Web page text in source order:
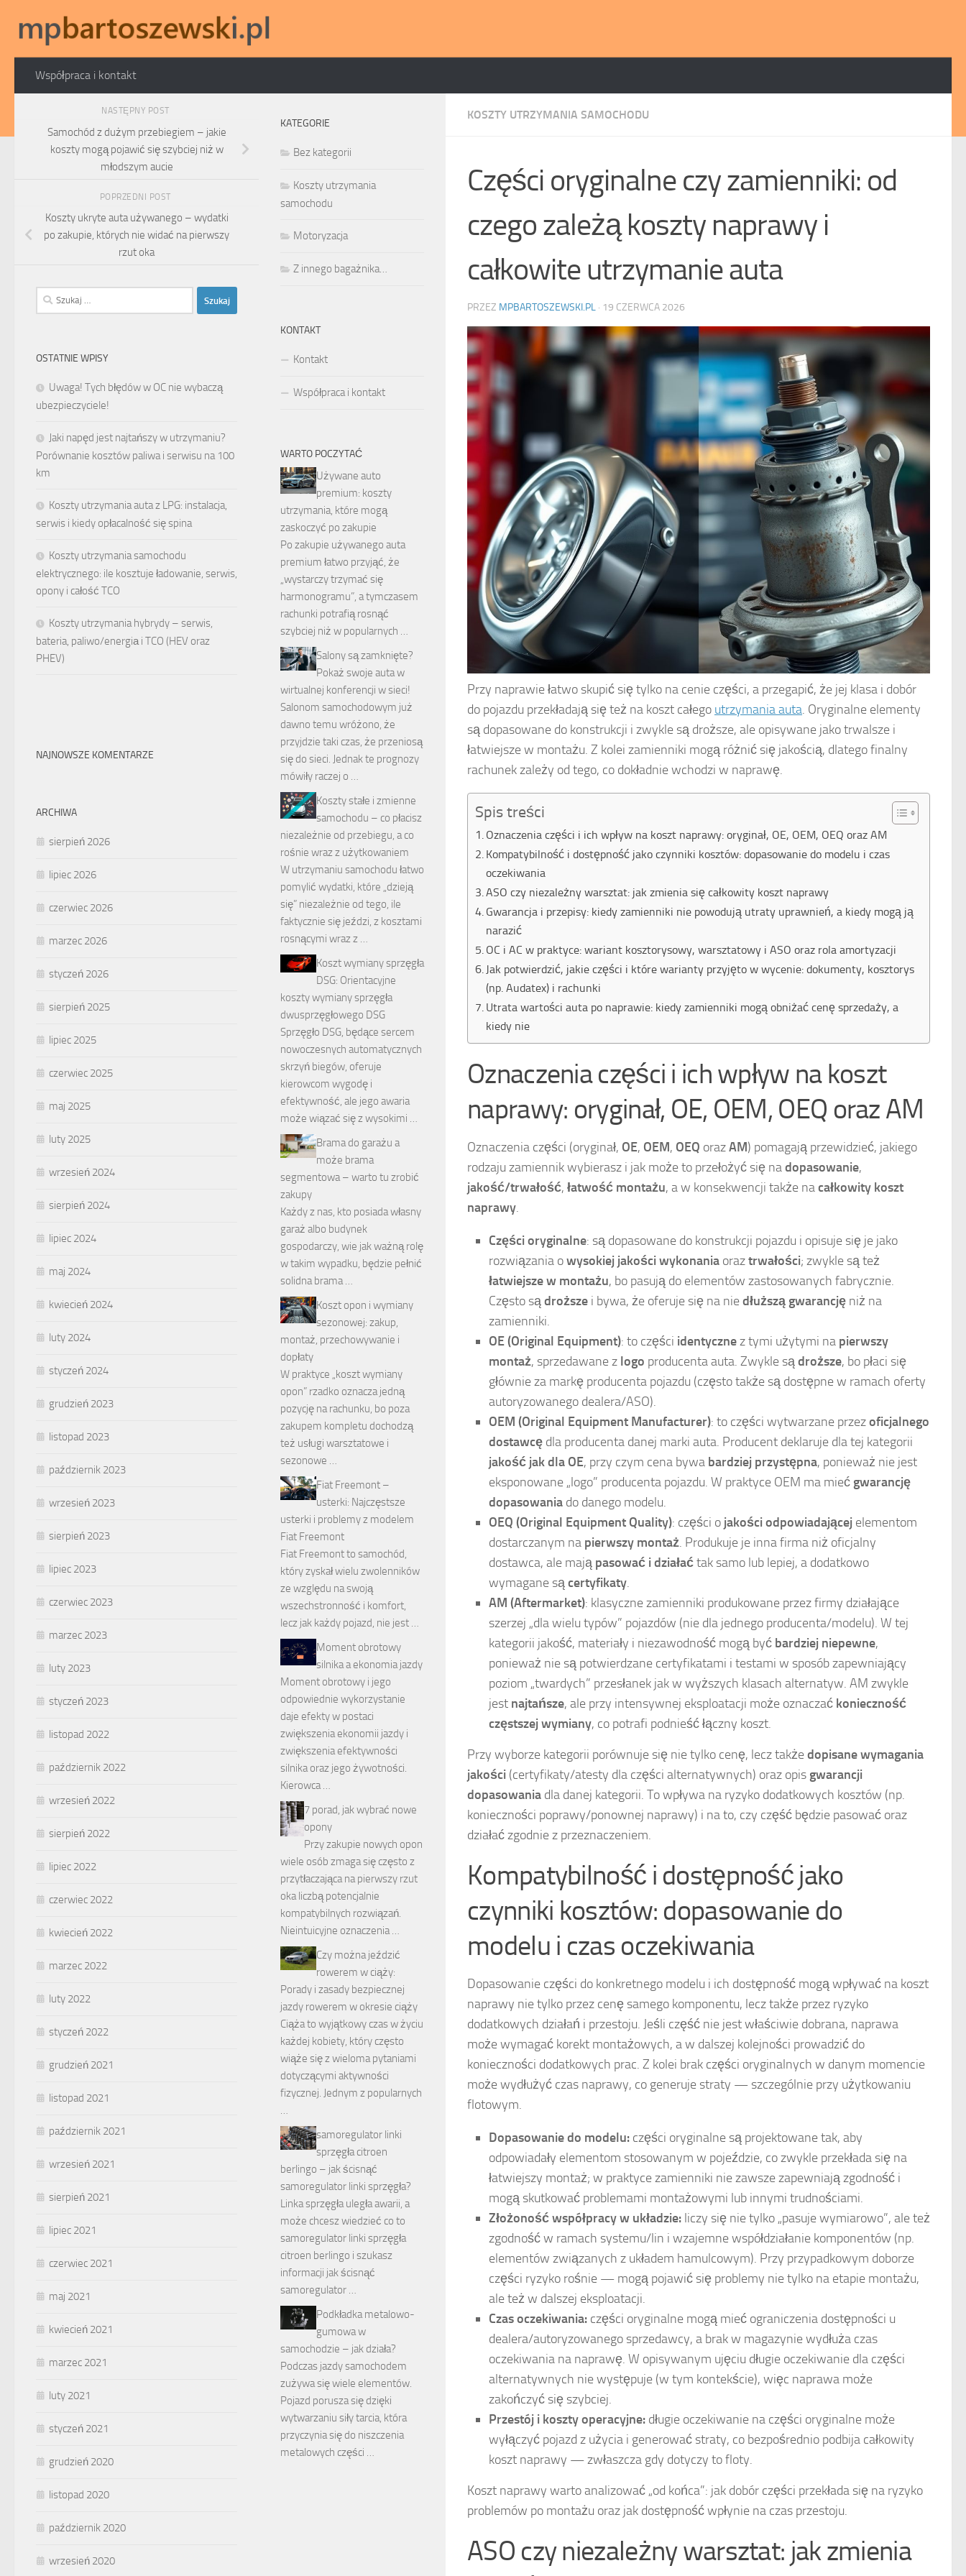
Skip to content
Współpraca i kontakt
KOSZTY UTRZYMANIA SAMOCHODU
Części oryginalne czy zamienniki: od
czego zależą koszty naprawy i
całkowite utrzymanie auta
PRZEZ MPBARTOSZEWSKI.PL · 19 CZERWCA 2026
Przy naprawie łatwo skupić się tylko na cenie części, a przegapić, że jej klasa i dobór
do pojazdu przekładają się też na koszt całego utrzymania auta. Oryginalne elementy
są dopasowane do konstrukcji i zwykle są droższe, ale opisywane jako trwalsze i
łatwiejsze w montażu. Z kolei zamienniki mogą różnić się jakością, dlatego finalny
rachunek zależy od tego, co dokładnie wchodzi w naprawę.
Spis treści
Oznaczenia części i ich wpływ na koszt naprawy: oryginał, OE, OEM, OEQ oraz AM
Kompatybilność i dostępność jako czynniki kosztów: dopasowanie do modelu i czas
oczekiwania
ASO czy niezależny warsztat: jak zmienia się całkowity koszt naprawy
Gwarancja i przepisy: kiedy zamienniki nie powodują utraty uprawnień, a kiedy mogą ją
narazić
OC i AC w praktyce: wariant kosztorysowy, warsztatowy i ASO oraz rola amortyzacji
Jak potwierdzić, jakie części i które warianty przyjęto w wycenie: dokumenty, kosztorys
(np. Audatex) i rachunki
Utrata wartości auta po naprawie: kiedy zamienniki mogą obniżać cenę sprzedaży, a
kiedy nie
Oznaczenia części i ich wpływ na koszt
naprawy: oryginał, OE, OEM, OEQ oraz AM
Oznaczenia części (oryginał, OE, OEM, OEQ orazAM) pomagają przewidzieć, jakiego
rodzaju zamiennik wybierasz i jak może to przełożyć się nadopasowanie,
jakość/trwałość, łatwość montażu, a w konsekwencji także nacałkowity koszt
naprawy.
Części oryginalne: są dopasowane do konstrukcji pojazdu i opisuje się je jako
rozwiązania owysokiej jakości wykonania oraztrwałości; zwykle są też
łatwiejsze w montażu, bo pasują do elementów zastosowanych fabrycznie.
Często sądroższe i bywa, że oferuje się na niedłuższą gwarancję niż na
zamienniki.
OE (Original Equipment): to części identycznez tymi użytymi na pierwszy
montaż, sprzedawane z logo producenta auta. Zwykle sądroższe, bo płaci się
głównie za markę producenta pojazdu (często także są dostępne w ramach oferty
autoryzowanego dealera/ASO).
OEM (Original Equipment Manufacturer): to części wytwarzane przezoficjalnego
dostawcę dla producenta danej marki auta. Producent deklaruje dla tej kategorii
jakość jak dla OE, przy czym cena bywa bardziej przystępna, ponieważ nie jest
eksponowane „logo” producenta pojazdu. W praktyce OEM ma mieć gwarancję
dopasowania do danego modelu.
OEQ (Original Equipment Quality): części o jakości odpowiadającej elementom
dostarczanym na pierwszy montaż. Produkuje je inna firma niż oficjalny
dostawca, ale mają pasować i działaćtak samo lub lepiej, a dodatkowo
wymagane sącertyfikaty.
AM (Aftermarket): klasyczne zamienniki produkowane przez firmy działające
szerzej „dla wielu typów” pojazdów (nie dla jednego producenta/modelu). W tej
kategorii jakość, materiały i niezawodność mogą być bardziej niepewne,
ponieważ nie są potwierdzane certyfikatami i testami w sposób zapewniający
poziom „twardych” przesłanek jak w wyższych klasach alternatyw. AM zwykle
jest najtańsze, ale przy intensywnej eksploatacji może oznaczać konieczność
częstszej wymiany, co potrafi podnieść łączny koszt.
Przy wyborze kategorii porównuje się nie tylko cenę, lecz takżedopisane wymagania
jakości (certyfikaty/atesty dla części alternatywnych) oraz opis gwarancji
dopasowania dla danej kategorii. To wpływa na ryzyko dodatkowych kosztów (np.
konieczności poprawy/ponownej naprawy) i na to, czy część będzie pasować oraz
działać zgodnie z przeznaczeniem.
Kompatybilność i dostępność jako
czynniki kosztów: dopasowanie do
modelu i czas oczekiwania
Dopasowanie części do konkretnego modelu i ich dostępność mogą wpływać na koszt
naprawy nie tylko przez cenę samego komponentu, lecz także przez ryzyko
dodatkowych działań i przestoju. Jeśli część nie jest właściwie dobrana, naprawa
może wymagać korekt montażowych, a w dalszej kolejności prowadzić do
konieczności dodatkowych prac. Z kolei brak części oryginalnych w danym momencie
może wydłużyć czas naprawy, co generuje straty — szczególnie przy użytkowaniu
flotowym.
Dopasowanie do modelu: części oryginalne są projektowane tak, aby
odpowiadały elementom stosowanym w pojeździe, co zwykle przekłada się na
łatwiejszy montaż; w praktyce zamienniki nie zawsze zapewniają zgodność i
mogą skutkować problemami montażowymi lub innymi trudnościami.
Złożoność współpracy w układzie: liczy się nie tylko „pasuje wymiarowo”, ale też
zgodność w ramach systemu/lin i wzajemne współdziałanie komponentów (np.
elementów związanych z układem hamulcowym). Przy przypadkowym doborze
części ryzyko rośnie — mogą pojawić się problemy nie tylko na etapie montażu,
ale też w dalszej eksploatacji.
Czas oczekiwania: części oryginalne mogą mieć ograniczenia dostępności u
dealera/autoryzowanego sprzedawcy, a brak w magazynie wydłuża czas
oczekiwania na naprawę. W opisywanym ujęciu długie oczekiwanie dla części
alternatywnych nie występuje (w tym kontekście), więc naprawa może
zakończyć się szybciej.
Przestój i koszty operacyjne: długie oczekiwanie na części oryginalne może
wyłączyć pojazd z użycia i generować straty, co bezpośrednio podbija całkowity
koszt naprawy — zwłaszcza gdy dotyczy to floty.
Koszt naprawy warto analizować „od końca”: jak dobór części przekłada się na ryzyko
problemów po montażu oraz jak dostępność wpłynie na czas przestoju.
ASO czy niezależny warsztat: jak zmienia
NASTĘPNY POST
Samochód z dużym przebiegiem – jakie
koszty mogą pojawić się szybciej niż w
młodszym aucie
POPRZEDNI POST
Koszty ukryte auta używanego – wydatki
po zakupie, których nie widać na pierwszy
rzut oka
Szukaj:
OSTATNIE WPISY
Uwaga! Tych błędów w OC nie wybaczą
ubezpieczyciele!
Jaki napęd jest najtańszy w utrzymaniu?
Porównanie kosztów paliwa i serwisu na 100
km
Koszty utrzymania auta z LPG: instalacja,
serwis i kiedy opłacalność się spina
Koszty utrzymania samochodu
elektrycznego: ile kosztuje ładowanie, serwis,
opony i całość TCO
Koszty utrzymania hybrydy – serwis,
bateria, paliwo/energiа i TCO (HEV oraz
PHEV)
NAJNOWSZE KOMENTARZE
ARCHIWA
sierpień 2026
lipiec 2026
czerwiec 2026
marzec 2026
styczeń 2026
sierpień 2025
lipiec 2025
czerwiec 2025
maj 2025
luty 2025
wrzesień 2024
sierpień 2024
lipiec 2024
maj 2024
kwiecień 2024
luty 2024
styczeń 2024
grudzień 2023
listopad 2023
październik 2023
wrzesień 2023
sierpień 2023
lipiec 2023
czerwiec 2023
marzec 2023
luty 2023
styczeń 2023
listopad 2022
październik 2022
wrzesień 2022
sierpień 2022
lipiec 2022
czerwiec 2022
kwiecień 2022
marzec 2022
luty 2022
styczeń 2022
grudzień 2021
listopad 2021
październik 2021
wrzesień 2021
sierpień 2021
lipiec 2021
czerwiec 2021
maj 2021
kwiecień 2021
marzec 2021
luty 2021
styczeń 2021
grudzień 2020
listopad 2020
październik 2020
wrzesień 2020
KATEGORIE
Bez kategorii
Koszty utrzymania
samochodu
Motoryzacja
Z innego bagażnika…
KONTAKT
Kontakt
Współpraca i kontakt
WARTO POCZYTAĆ
Używane auto
premium: koszty
utrzymania, które mogą
zaskoczyć po zakupie
Po zakupie używanego auta
premium łatwo przyjąć, że
„wystarczy trzymać się
harmonogramu”, a tymczasem
rachunki potrafią rosnąć
szybciej niż w popularnych …
Salony są zamknięte?
Pokaż swoje auta w
wirtualnej konferencji w sieci!
Salonom samochodowym już
dawno temu wróżono, że
przyjdzie taki czas, że przeniosą
się do sieci. Jednak te prognozy
mówiły raczej o …
Koszty stałe i zmienne
samochodu – co płacisz
niezależnie od przebiegu, a co
rośnie wraz z użytkowaniem
W utrzymaniu samochodu łatwo
pomylić wydatki, które „dzieją
się” niezależnie od tego, ile
faktycznie się jeździ, z kosztami
rosnącymi wraz z …
Koszt wymiany sprzęgła
DSG: Orientacyjne
koszty wymiany sprzęgła
dwusprzęgłowego DSG
Sprzęgło DSG, będące sercem
nowoczesnych automatycznych
skrzyń biegów, oferuje
kierowcom wygodę i
efektywność, ale jego awaria
może wiązać się z wysokimi …
Brama do garażu a
może brama
segmentowa – warto tu zrobić
zakupy
Każdy z nas, kto posiada własny
garaż albo budynek
gospodarczy, wie jak ważną rolę
w takim wypadku, będzie pełnić
solidna brama …
Koszt opon i wymiany
sezonowej: zakup,
montaż, przechowywanie i
dopłaty
W praktyce „koszt wymiany
opon” rzadko oznacza jedną
pozycję na rachunku, bo poza
zakupem kompletu dochodzą
też usługi warsztatowe i
sezonowe …
Fiat Freemont –
usterki: Najczęstsze
usterki i problemy z modelem
Fiat Freemont
Fiat Freemont to samochód,
który zyskał wielu zwolenników
ze względu na swoją
wszechstronność i komfort,
lecz jak każdy pojazd, nie jest …
Moment obrotowy
silnika a ekonomia jazdy
Moment obrotowy i jego
odpowiednie wykorzystanie
daje efekty w postaci
zwiększenia ekonomii jazdy i
zwiększenia efektywności
silnika oraz jego żywotności.
Kierowca …
7 porad, jak wybrać nowe
opony
Przy zakupie nowych opon
wiele osób zmaga się często z
przytłaczająca na pierwszy rzut
oka liczbą potencjalnie
kompatybilnych rozwiązań.
Nieintuicyjne oznaczenia …
Czy można jeździć
rowerem w ciąży:
Porady i zasady bezpiecznej
jazdy rowerem w okresie ciąży
Ciąża to wyjątkowy czas w życiu
każdej kobiety, który często
wiąże się z wieloma pytaniami
dotyczącymi aktywności
fizycznej. Jednym z popularnych
…
samoregulator linki
sprzęgła citroen
berlingo – jak ścisnąć
samoregulator linki sprzęgła?
Linka sprzęgła uległa awarii, a
może chcesz wiedzieć co to
samoregulator linki sprzęgła
citroen berlingo i szukasz
informacji jak ścisnąć
samoregulator …
Podkładka metalowo-
gumowa w
samochodzie – jak działa?
Podczas jazdy samochodem
zużywa się wiele elementów.
Pojazd porusza się dzięki
wytwarzaniu siły tarcia, która
przyczynia się do niszczenia
metalowych części …